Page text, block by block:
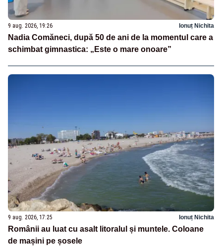
9 aug. 2026, 19:26 Ionuț Nichita
Nadia Comăneci, după 50 de ani de la momentul care a
schimbat gimnastica: „Este o mare onoare”
9 aug. 2026, 17:25 Ionuț Nichita
Românii au luat cu asalt litoralul și muntele. Coloane
de mașini pe șosele